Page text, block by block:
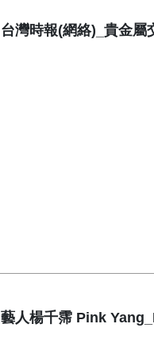
台灣時報(網絡)_貴金屬
藝人楊千霈 Pink